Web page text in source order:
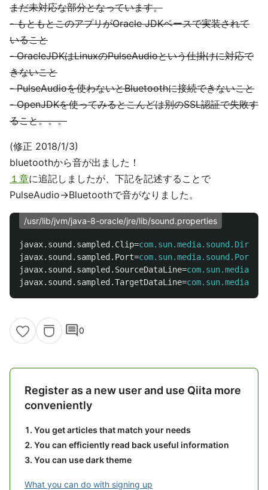
まだ未対応な部分となっています。
- もともとこのアプリがOracle JDKベースで実装されて
いること
- OracleJDKはLinuxのPulseAudioという仕掛けに対応で
きないこと
- PulseAudioを使わないとBluetoothに接続できないこと
- OpenJDKを使ってみるとこんどは別のSSL認証で失敗す
ること。。。
(修正 2018/1/3)
bluetoothから音が出ました！
１章に追記しましたが、下記を記述することで
PulseAudio→Bluetoothで音がなりました。
/usr/lib/jvm/java-8-oracle/jre/lib/sound.properties
javax.sound.sampled.Clip=
javax.sound.sampled.Port=
javax.sound.sampled.SourceDataLine=
javax.sound.sampled.TargetDataLine=
comment0
Register as a new user and use Qiita more
conveniently
You get articles that match your needs
You can efficiently read back useful information
You can use dark theme
What you can do with signing up